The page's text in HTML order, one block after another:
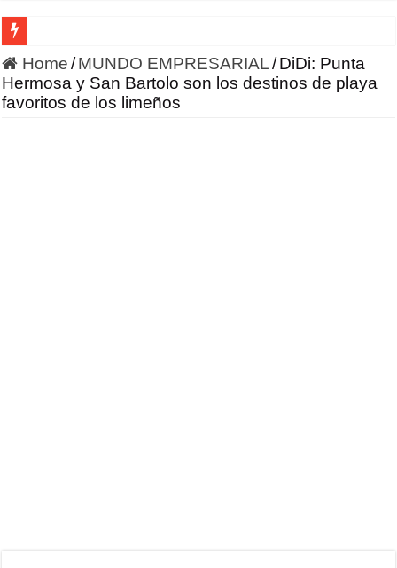
HONOR incursiona en la robótica con un enfoque en IA
Home /MUNDO EMPRESARIAL /DiDi: Punta
Hermosa y San Bartolo son los destinos de playa
favoritos de los limeños